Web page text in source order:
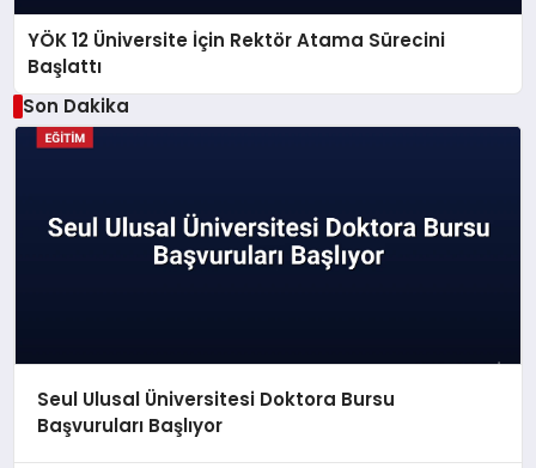
YÖK 12 Üniversite İçin Rektör Atama Sürecini
Başlattı
Son Dakika
Seul Ulusal Üniversitesi Doktora Bursu
Başvuruları Başlıyor